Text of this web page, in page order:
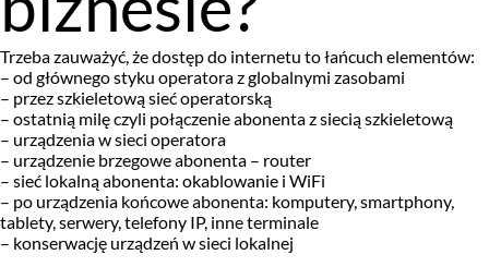
Trzeba zauważyć, że dostęp do internetu to łańcuch elementów:
– od głównego styku operatora z globalnymi zasobami
– przez szkieletową sieć operatorską
– ostatnią milę czyli połączenie abonenta z siecią szkieletową
– urządzenia w sieci operatora
– urządzenie brzegowe abonenta – router
– sieć lokalną abonenta: okablowanie i WiFi
– po urządzenia końcowe abonenta: komputery, smartphony,
tablety, serwery, telefony IP, inne terminale
– konserwację urządzeń w sieci lokalnej